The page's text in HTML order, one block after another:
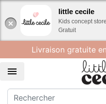
little cecile
Kids concept store
Gratuit
Livraison gratuite
